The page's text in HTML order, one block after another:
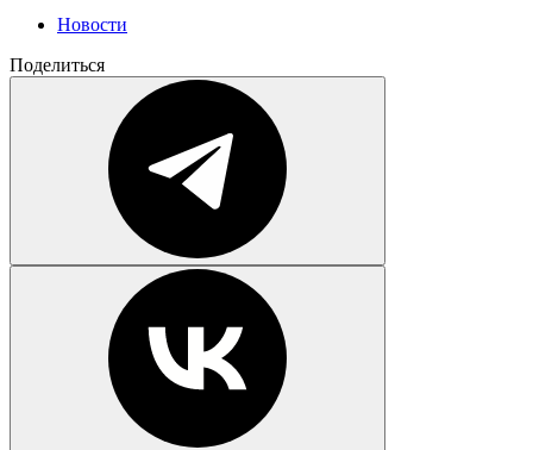
Новости
Поделиться